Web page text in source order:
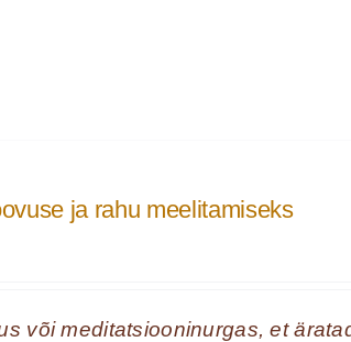
ja rahu meelitamiseks
või meditatsiooninurgas, et